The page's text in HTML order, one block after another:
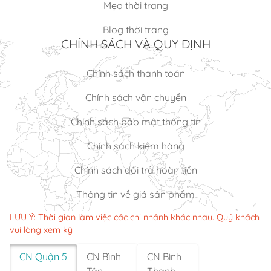
Mẹo thời trang
Blog thời trang
CHÍNH SÁCH VÀ QUY ĐỊNH
Chính sách thanh toán
Chính sách vận chuyển
Chính sách bảo mật thông tin
Chính sách kiểm hàng
Chính sách đổi trả hoàn tiền
Thông tin về giá sản phẩm
LƯU Ý: Thời gian làm việc các chi nhánh khác nhau. Quý khách
vui lòng xem kỹ
CN Quận 5
CN Bình
CN Bình